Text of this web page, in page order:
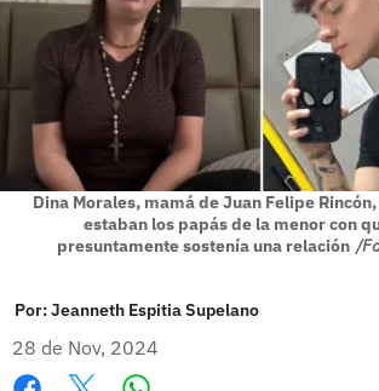
Dina Morales, mamá de Juan Felipe
estaban los papás de la menor con
presuntamente sostenía una relación /
Por:Jeanneth Espitia Supelano
28 de Nov, 2024